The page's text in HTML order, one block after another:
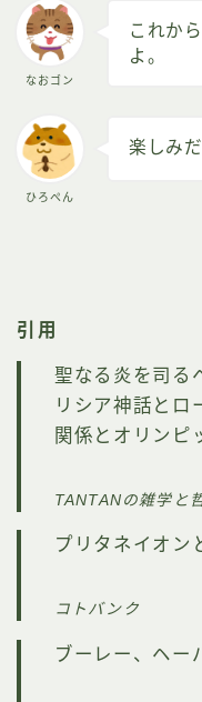
なおゴン
これか
よ。
ひろぺん
楽しみだ
引用
聖なる炎を司る
リシア神話とロ
関係とオリンピ
TANTANの雑学と
プリタネイオン
コトバンク
ブーレー、ヘー